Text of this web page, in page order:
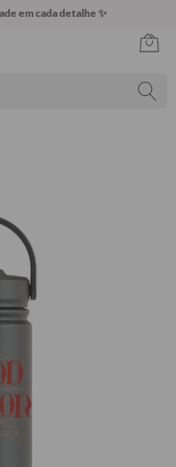
em cada detalhe ✨